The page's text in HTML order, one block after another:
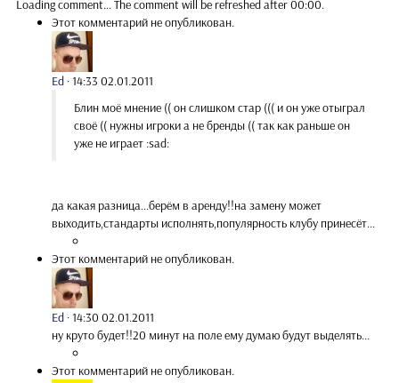
Loading comment...The comment will be refreshed after00:00.
Этот комментарий не опубликован.
Ed ·14:33 02.01.2011
Блин моё мнение (( он слишком стар ((( и он уже отыграл
своё (( нужны игроки а не бренды (( так как раньше он
уже не играет :sad:
да какая разница...берём в аренду!!на замену может
выходить,стандарты исполнять,популярность клубу принесёт...
Этот комментарий не опубликован.
Ed ·14:30 02.01.2011
ну круто будет!!20 минут на поле ему думаю будут выделять...
Этот комментарий не опубликован.